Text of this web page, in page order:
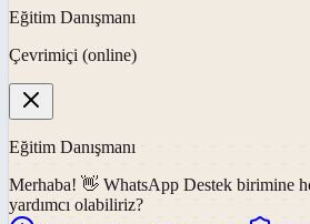
Eğitim Danışmanı
Çevrimiçi (online)
Eğitim Danışmanı
Merhaba! 👋 WhatsApp Destek birimine
yardımcı olabiliriz?